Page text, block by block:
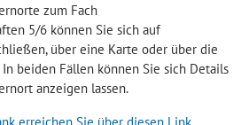
zum Fach
5/6 können Sie sich auf
über eine Karte oder über die
beiden Fällen können Sie sich Details
anzeigen lassen.